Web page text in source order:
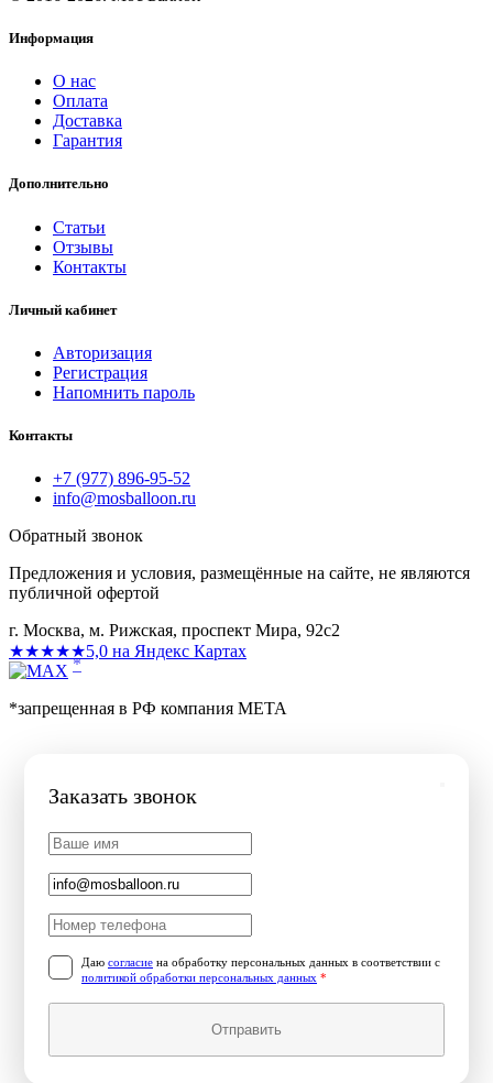
Информация
О нас
Оплата
Доставка
Гарантия
Дополнительно
Статьи
Отзывы
Контакты
Личный кабинет
Авторизация
Регистрация
Напомнить пароль
Контакты
+7 (977) 896-95-52
info@mosballoon.ru
Обратный звонок
Предложения и условия, размещённые на сайте, не являются
публичной офертой
г. Москва, м. Рижская, проспект Мира, 92с2
★★★★★5,0 на Яндекс Картах
*
*запрещенная в РФ компания МЕТА
Заказать звонок
Даю согласие на обработку персональных данных в соответствии с
политикой обработки персональных данных *
Отправить